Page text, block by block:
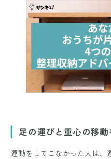
足の運びと重心の移
運動をしてこなかった人は、